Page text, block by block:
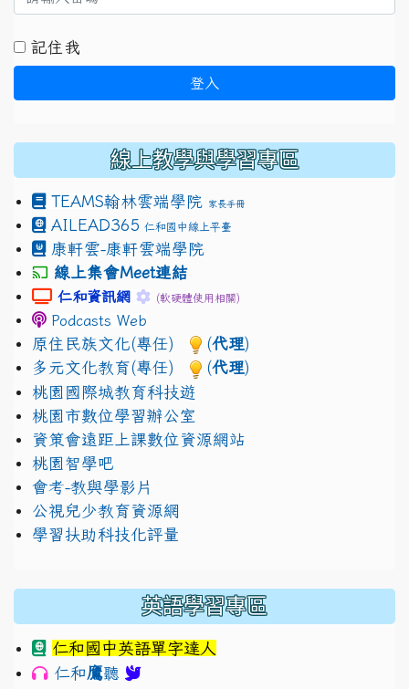
記住我
登入
線上教學與學習專區
TEAMS翰林雲端學院 家長手冊
AILEAD365 仁和國中線上平臺
康軒雲-康軒雲端學院
線上集會Meet連結
link to https://sites.google.com/
仁和資訊網 link to https://sites.google.com/
(軟硬體使用相關)
Podcasts Web
原住民族文化(專任) (代理)
多元文化教育(專任)
(代理)
桃園國際城教育科技遊
桃園市數位學習辦公室
資策會遠距上課數位資源網站
桃園智學吧
會考-教與學影片
公視兒少教育資源網
學習扶助科技化評量
英語學習專區
仁和國中英語單字達人
仁和鷹聽